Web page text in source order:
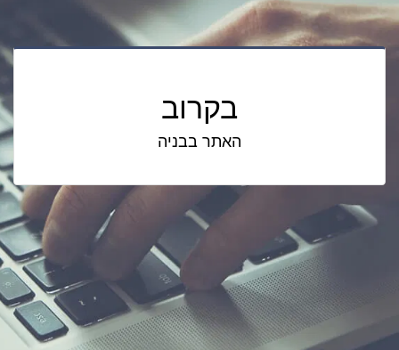
בקרוב
האתר בבניה